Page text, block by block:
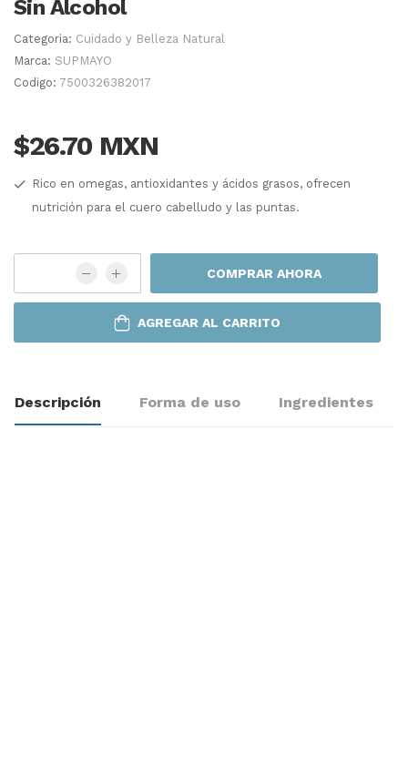
Sin Alcohol
Categoria: Cuidado y Belleza Natural
Marca: SUPMAYO
Codigo: 7500326382017
$26.70 MXN
Rico en omegas, antioxidantes y ácidos grasos, ofrecen
nutrición para el cuero cabelludo y las puntas.
COMPRAR AHORA
AGREGAR AL CARRITO
Descripción Forma de uso Ingredientes